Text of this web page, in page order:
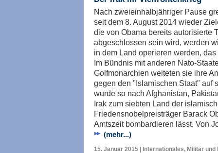
Nach zweieinhalbjähriger Pause
seit dem 8. August 2014 wieder
die von Obama bereits autorisierte
abgeschlossen sein wird, werden
in dem Land operieren werden,
Im Bündnis mit anderen Nato-
Golfmonarchien weiteten sie ihre
gegen den "Islamischen Staat" auf
wurde so nach Afghanistan,
Irak zum siebten Land der
Friedensnobelpreisträger Barack
Amtszeit bombardieren lässt. Von
(mehr...)
15. Januar 2015 | Internationales, Militär und